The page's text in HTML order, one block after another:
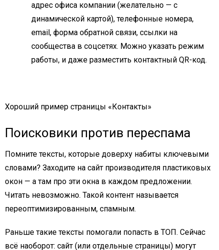
адрес офиса компании (желательно — с
динамической картой), телефонные номера,
email, форма обратной связи, ссылки на
сообщества в соцсетях. Можно указать режим
работы, и даже разместить контактный QR-код.
Хороший пример страницы «Контакты»
Поисковики против переспама
Помните тексты, которые доверху набиты ключевыми
словами? Заходите на сайт производителя пластиковых
окон — а там про эти окна в каждом предложении.
Читать невозможно. Такой контент называется
переоптимизированным, спамным.
Раньше такие тексты помогали попасть в ТОП. Сейчас
всё наоборот: сайт (или отдельные страницы) могут